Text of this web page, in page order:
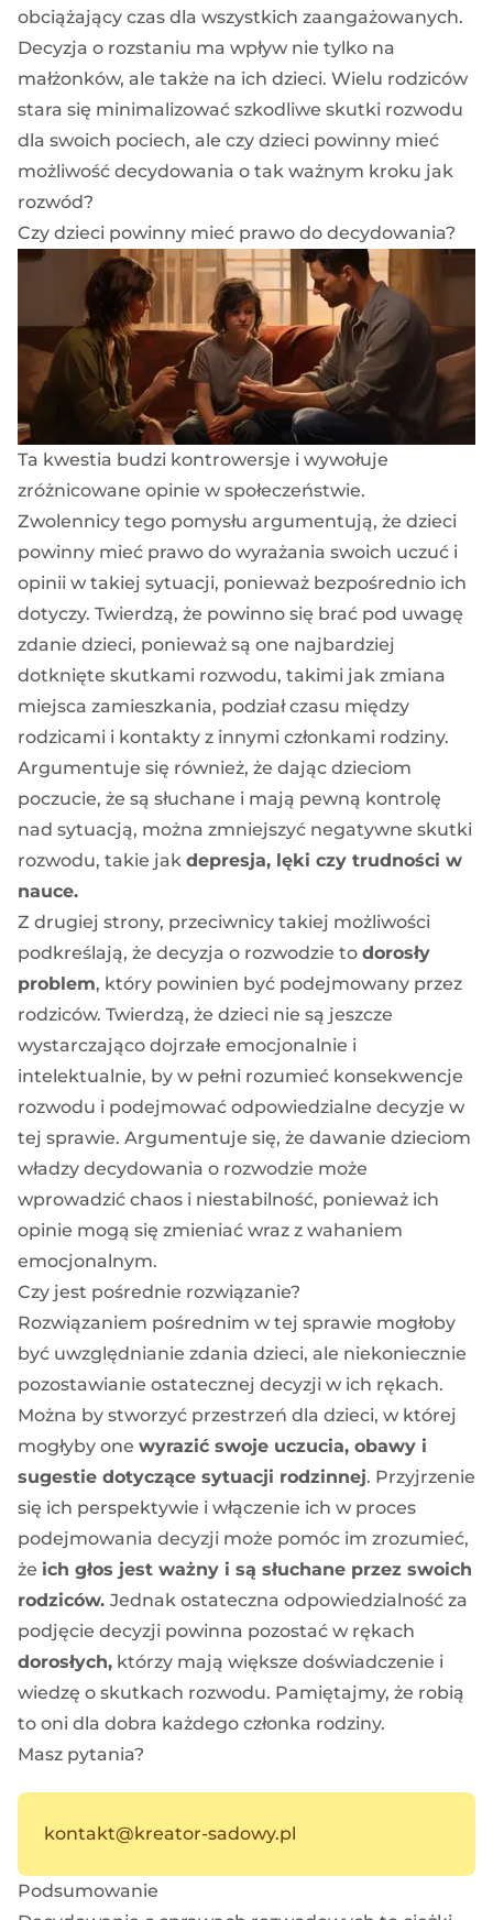
obciążający czas dla wszystkich zaangażowanych.
Decyzja o rozstaniu ma wpływ nie tylko na
małżonków, ale także na ich dzieci. Wielu rodziców
stara się minimalizować szkodliwe skutki rozwodu
dla swoich pociech, ale czy dzieci powinny mieć
możliwość decydowania o tak ważnym kroku jak
rozwód?
Czy dzieci powinny mieć prawo do decydowania?
Ta kwestia budzi kontrowersje i wywołuje
zróżnicowane opinie w społeczeństwie.
Zwolennicy tego pomysłu argumentują, że dzieci
powinny mieć prawo do wyrażania swoich uczuć i
opinii w takiej sytuacji, ponieważ bezpośrednio ich
dotyczy. Twierdzą, że powinno się brać pod uwagę
zdanie dzieci, ponieważ są one najbardziej
dotknięte skutkami rozwodu, takimi jak zmiana
miejsca zamieszkania, podział czasu między
rodzicami i kontakty z innymi członkami rodziny.
Argumentuje się również, że dając dzieciom
poczucie, że są słuchane i mają pewną kontrolę
nad sytuacją, można zmniejszyć negatywne skutki
rozwodu, takie jak depresja, lęki czy trudności w
nauce.
Z drugiej strony, przeciwnicy takiej możliwości
podkreślają, że decyzja o rozwodzie to dorosły
problem, który powinien być podejmowany przez
rodziców. Twierdzą, że dzieci nie są jeszcze
wystarczająco dojrzałe emocjonalnie i
intelektualnie, by w pełni rozumieć konsekwencje
rozwodu i podejmować odpowiedzialne decyzje w
tej sprawie. Argumentuje się, że dawanie dzieciom
władzy decydowania o rozwodzie może
wprowadzić chaos i niestabilność, ponieważ ich
opinie mogą się zmieniać wraz z wahaniem
emocjonalnym.
Czy jest pośrednie rozwiązanie?
Rozwiązaniem pośrednim w tej sprawie mogłoby
być uwzględnianie zdania dzieci, ale niekoniecznie
pozostawianie ostatecznej decyzji w ich rękach.
Można by stworzyć przestrzeń dla dzieci, w której
mogłyby one wyrazić swoje uczucia, obawy i
sugestie dotyczące sytuacji rodzinnej. Przyjrzenie
się ich perspektywie i włączenie ich w proces
podejmowania decyzji może pomóc im zrozumieć,
że ich głos jest ważny i są słuchane przez swoich
rodziców. Jednak ostateczna odpowiedzialność za
podjęcie decyzji powinna pozostać w rękach
dorosłych, którzy mają większe doświadczenie i
wiedzę o skutkach rozwodu. Pamiętajmy, że robią
to oni dla dobra każdego członka rodziny.
Masz pytania?
kontakt@kreator-sadowy.pl
Podsumowanie